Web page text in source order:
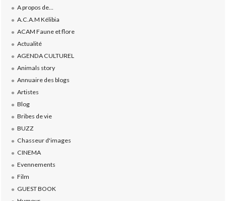
A propos de...
A.C.A.M Kélibia
ACAM Faune et flore
Actualité
AGENDA CULTUREL
Animals story
Annuaire des blogs
Artistes
Blog
Bribes de vie
BUZZ
Chasseur d'images
CINEMA
Evennements
Film
GUEST BOOK